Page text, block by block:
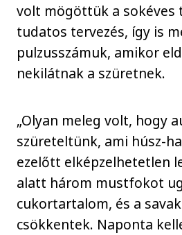
volt mögöttük a sokéves
tudatos tervezés, így is
pulzusszámuk, amikor
nekilátnak a szüretnek.
„Olyan meleg volt, hogy
szüreteltünk, ami húsz-
ezelőtt elképzelhetetlen
alatt három mustfokot
cukortartalom, és a
csökkentek. Naponta